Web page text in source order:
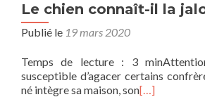
Le chien connaît-il la
Publié le 19 mars 2020
Temps de lecture : 3
susceptible d’agacer certains
né intègre sa maison, son[…]